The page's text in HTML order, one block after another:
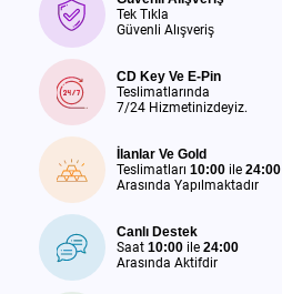
Tek Tıkla
Güvenli Alışveriş
CD Key Ve E-Pin
Teslimatlarında
7/24 Hizmetinizdeyiz.
İlanlar Ve Gold
Teslimatları 10:00 ile 24:00
Arasında Yapılmaktadır
Canlı Destek
Saat 10:00 ile 24:00
Arasında Aktifdir